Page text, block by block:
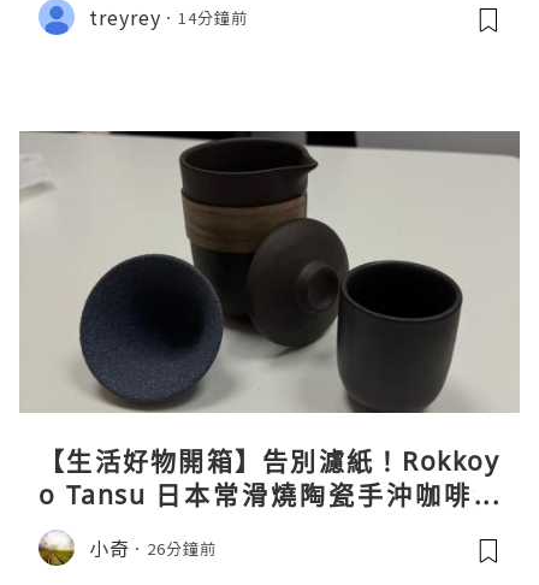
treyrey 14分鐘前
【生活好物開箱】告別濾紙！Rokkoy
o Tansu 日本常滑燒陶瓷手沖咖啡組
親身試用＆真實評價
小奇 26分鐘前